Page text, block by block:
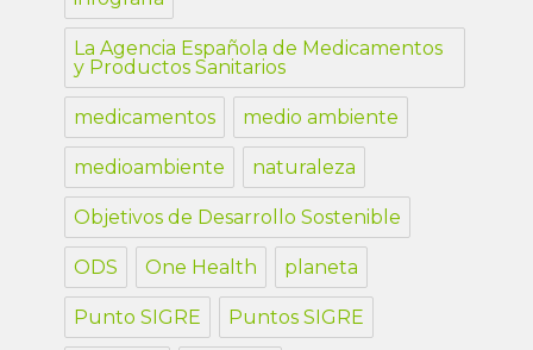
La Agencia Española de Medicamentos
y Productos Sanitarios
medicamentos medio ambiente
medioambiente naturaleza
Objetivos de Desarrollo Sostenible
ODS One Health planeta
Punto SIGRE Puntos SIGRE